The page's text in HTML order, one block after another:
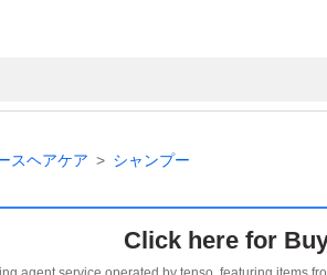
スヘアケア シャンプー
Click here for